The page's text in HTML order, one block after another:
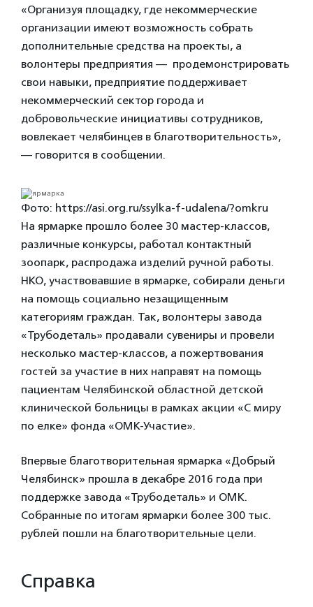
«Организуя площадку, где некоммерческие
организации имеют возможность собрать
дополнительные средства на проекты, а
волонтеры предприятия — продемонстрировать
свои навыки, предприятие поддерживает
некоммерческий сектор города и
добровольческие инициативы сотрудников,
вовлекает челябинцев в благотворительность»,
— говорится в сообщении.
Фото: https://asi.org.ru/ssylka-f-udalena/?omkru
На ярмарке прошло более 30 мастер-классов,
различные конкурсы, работал контактный
зоопарк, распродажа изделий ручной работы.
НКО, участвовавшие в ярмарке, собирали деньги
на помощь социально незащищенным
категориям граждан. Так, волонтеры завода
«Трубодеталь» продавали сувениры и провели
несколько мастер-классов, а пожертвования
гостей за участие в них направят на помощь
пациентам Челябинской областной детской
клинической больницы в рамках акции «С миру
по елке» фонда «ОМК-Участие».
Впервые благотворительная ярмарка «Добрый
Челябинск» прошла в декабре 2016 года при
поддержке завода «Трубодеталь» и ОМК.
Собранные по итогам ярмарки более 300 тыс.
рублей пошли на благотворительные цели.
Справка